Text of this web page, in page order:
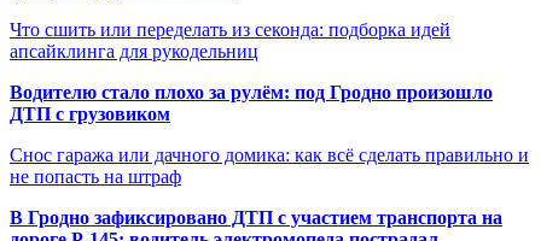
Что сшить или переделать из секонда: подборка идей
апсайклинга для рукодельниц
Водителю стало плохо за рулём: под Гродно произошло
ДТП с грузовиком
Снос гаража или дачного домика: как всё сделать правильно и
не попасть на штраф
В Гродно зафиксировано ДТП с участием транспорта на